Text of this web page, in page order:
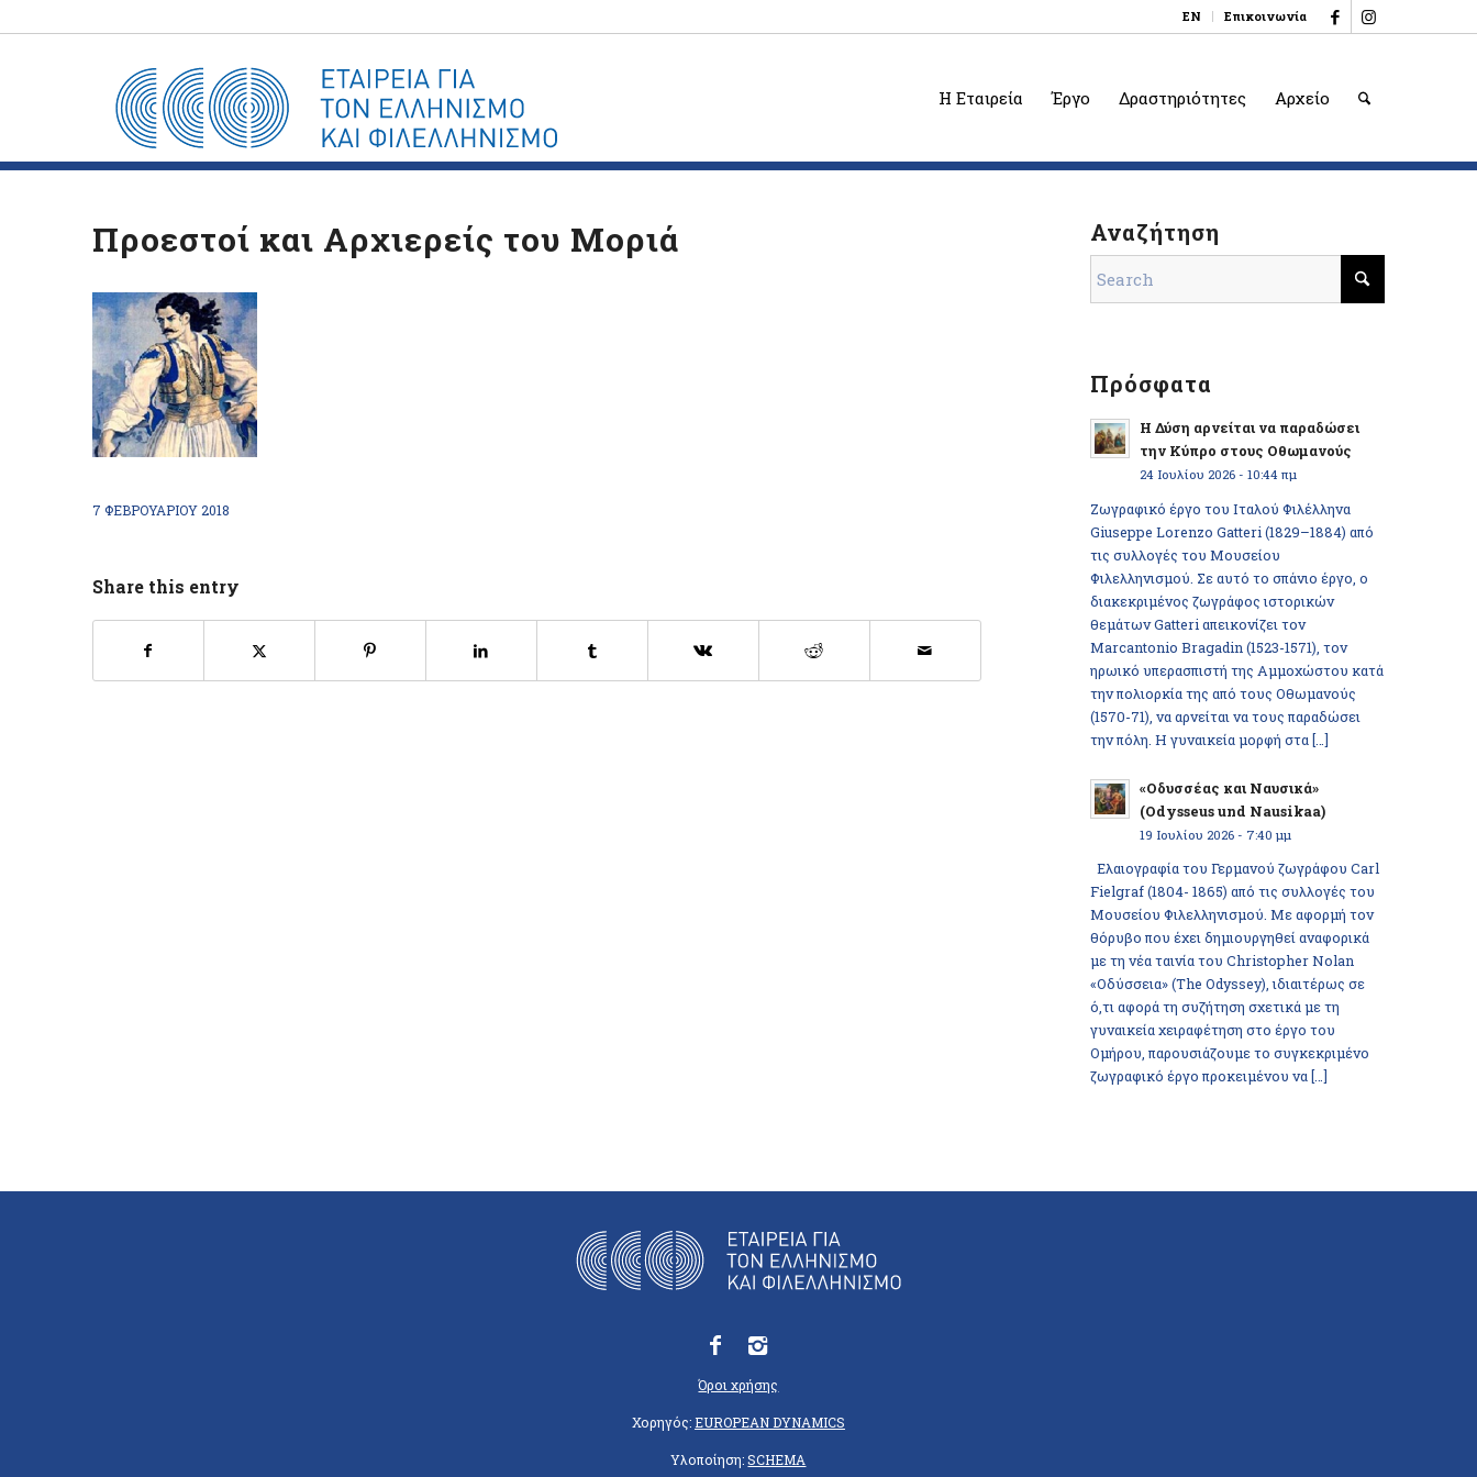
EN Επικοινωνία
Η Εταιρεία Έργο Δραστηριότητες Αρχείο
Προεστοί και Αρχιερείς του Μοριά
7 ΦΕΒΡΟΥΑΡΊΟΥ 2018
Share this entry
Αναζήτηση
Πρόσφατα
Η Δύση αρνείται να παραδώσει
την Κύπρο στους Οθωμανούς
24 Ιουλίου 2026 - 10:44 πμ
Ζωγραφικό έργο του Ιταλού Φιλέλληνα
Giuseppe Lorenzo Gatteri (1829–1884) από
τις συλλογές του Μουσείου
Φιλελληνισμού. Σε αυτό το σπάνιο έργο, ο
διακεκριμένος ζωγράφος ιστορικών
θεμάτων Gatteri απεικονίζει τον
Marcantonio Bragadin (1523-1571), τον
ηρωικό υπερασπιστή της Αμμοχώστου κατά
την πολιορκία της από τους Οθωμανούς
(1570-71), να αρνείται να τους παραδώσει
την πόλη. Η γυναικεία μορφή στα […]
«Οδυσσέας και Ναυσικά»
(Odysseus und Nausikaa)
19 Ιουλίου 2026 - 7:40 μμ
Ελαιογραφία του Γερμανού ζωγράφου Carl
Fielgraf (1804- 1865) από τις συλλογές του
Μουσείου Φιλελληνισμού. Με αφορμή τον
θόρυβο που έχει δημιουργηθεί αναφορικά
με τη νέα ταινία του Christopher Nolan
«Οδύσσεια» (The Odyssey), ιδιαιτέρως σε
ό,τι αφορά τη συζήτηση σχετικά με τη
γυναικεία χειραφέτηση στο έργο του
Ομήρου, παρουσιάζουμε το συγκεκριμένο
ζωγραφικό έργο προκειμένου να […]
Όροι χρήσης
Χορηγός:EUROPEAN DYNAMICS
Υλοποίηση:SCHEMA